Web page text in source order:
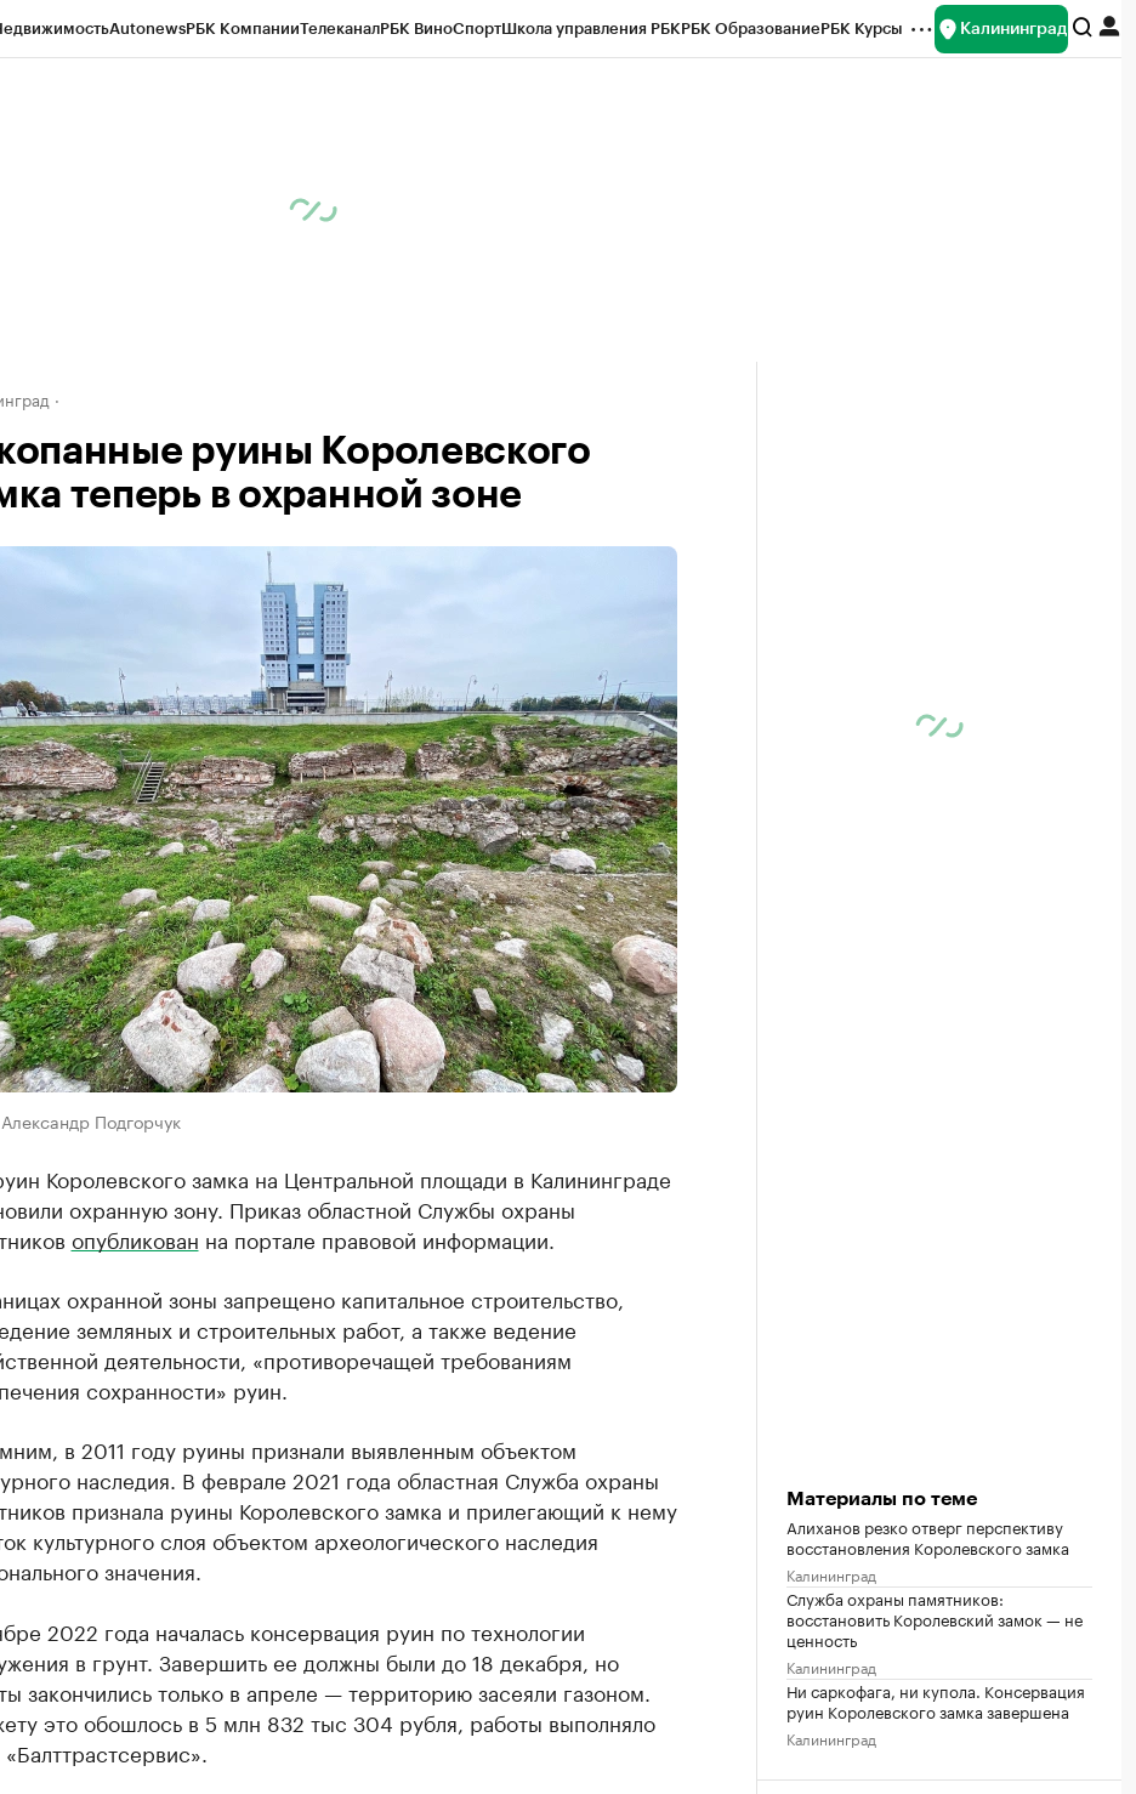
AutonewsРБК КомпанииТелеканалРБК ВиноСпортШкола управления РБКРБК ОбразованиеРБК Курсы Калининград
руины Королевского
теперь в охранной зоне
Подгорчук
Королевского замка на Центральной площади в Калининграде
охранную зону. Приказ областной Службы охраны
опубликован на портале правовой информации.
охранной зоны запрещено капитальное строительство,
земляных и строительных работ, а также ведение
деятельности, «противоречащей требованиям
сохранности» руин.
в 2011 году руины признали выявленным объектом
наследия. В феврале 2021 года областная Служба охраны
признала руины Королевского замка и прилегающий к нему
культурного слоя объектом археологического наследия
значения.
2022 года началась консервация руин по технологии
в грунт. Завершить ее должны были до 18 декабря, но
закончились только в апреле — территорию засеяли газоном.
это обошлось в 5 млн 832 тыс 304 рубля, работы выполняло
Материалы по теме
Алиханов резко отверг перспективу
восстановления Королевского замка
Калининград
Служба охраны памятников:
восстановить Королевский замок — не
ценность
Калининград
Ни саркофага, ни купола. Консервация
руин Королевского замка завершена
Калининград